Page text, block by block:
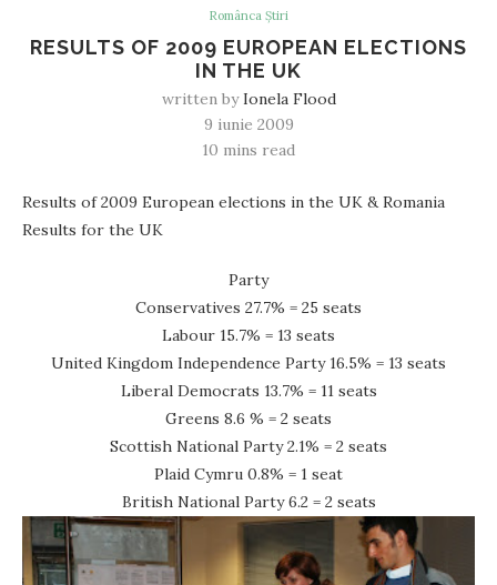
Românca Știri
RESULTS OF 2009 EUROPEAN ELECTIONS
IN THE UK
written byIonela Flood
9 iunie 2009
10 mins read
Results of 2009 European elections in the UK & Romania
Results for the UK
Party
Conservatives 27.7% = 25 seats
Labour 15.7% = 13 seats
United Kingdom Independence Party 16.5% = 13 seats
Liberal Democrats 13.7% = 11 seats
Greens 8.6 % = 2 seats
Scottish National Party 2.1% = 2 seats
Plaid Cymru 0.8% = 1 seat
British National Party 6.2 = 2 seats